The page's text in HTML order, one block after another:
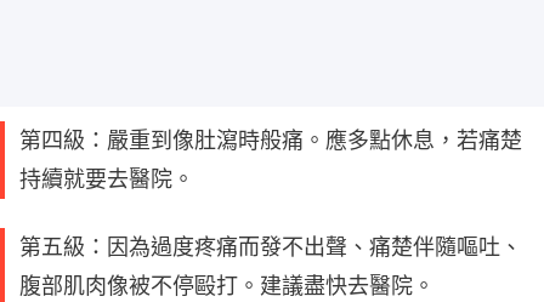
第四級：嚴重到像肚瀉時般痛。應多點休息，若痛楚
持續就要去醫院。
第五級：因為過度疼痛而發不出聲、痛楚伴隨嘔吐、
腹部肌肉像被不停毆打。建議盡快去醫院。